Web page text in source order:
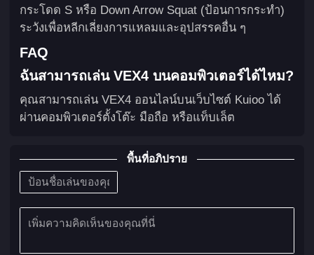
กระโดด S หรือ Down Arrow Squat (ป้อนการกระทำ)
ระวังเพื่อหลีกเลี่ยงการแหลมและอุปสรรคอื่น ๆ
FAQ
ฉันสามารถเล่น VEX4 บนคอมพิวเตอร์ได้ไหม?
คุณสามารถเล่น VEX4 ออนไลน์บนเว็บไซต์ Kuioo ได้
ผ่านคอมพิวเตอร์ตั้งโต๊ะ มือถือ หรือแท็บเล็ต
พื้นที่อภิปราย